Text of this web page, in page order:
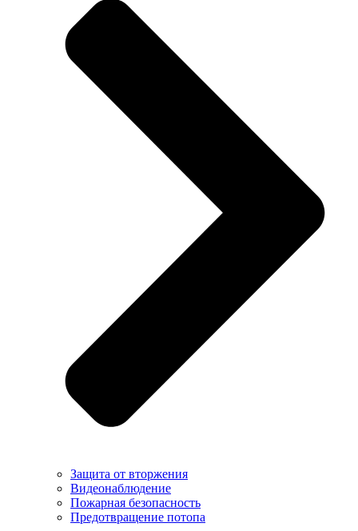
Защита от вторжения
Видеонаблюдение
Пожарная безопасность
Предотвращение потопа